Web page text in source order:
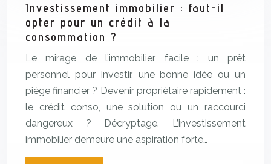
Investissement immobilier : faut-il
opter pour un crédit à la
consommation ?
Le mirage de l’immobilier facile : un prêt
personnel pour investir, une bonne idée ou un
piège financier ? Devenir propriétaire rapidement :
le crédit conso, une solution ou un raccourci
dangereux ? Décryptage. L’investissement
immobilier demeure une aspiration forte…